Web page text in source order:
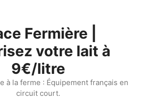
Fermière |
votre lait à
9€/litre
à la ferme : Équipement français en
circuit court.